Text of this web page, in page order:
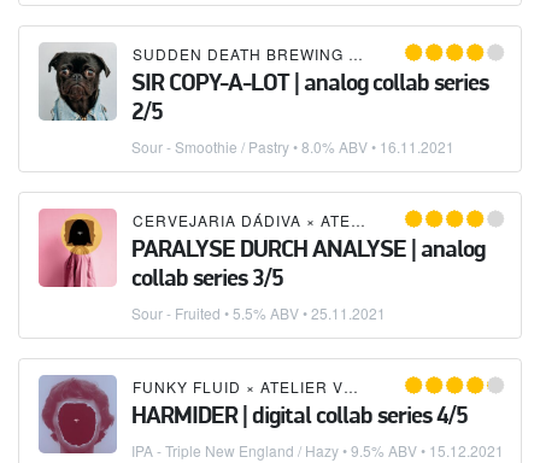
SUDDEN DEATH BREWING CO. ATELIER VRAI
SIR COPY-A-LOT | analog collab series
2/5
Sour - Smoothie / Pastry• 8.0% ABV • 16.11.2021
CERVEJARIA DÁDIVA × ATELIER VRAI
PARALYSE DURCH ANALYSE | analog
collab series 3/5
Sour - Fruited • 5.5% ABV •25.11.2021
FUNKY FLUID × ATELIER VRAI
HARMIDER | digital collab series 4/5
IPA - Triple New England / Hazy• 9.5% ABV • 15.12.2021